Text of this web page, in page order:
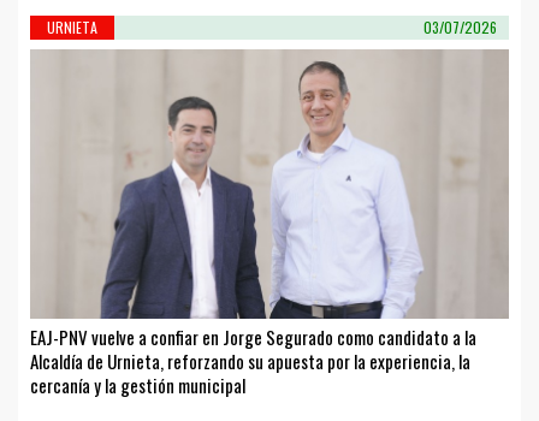
URNIETA 03/07/2026
EAJ-PNV vuelve a confiar en Jorge Segurado como candidato a la
Alcaldía de Urnieta, reforzando su apuesta por la experiencia, la
cercanía y la gestión municipal